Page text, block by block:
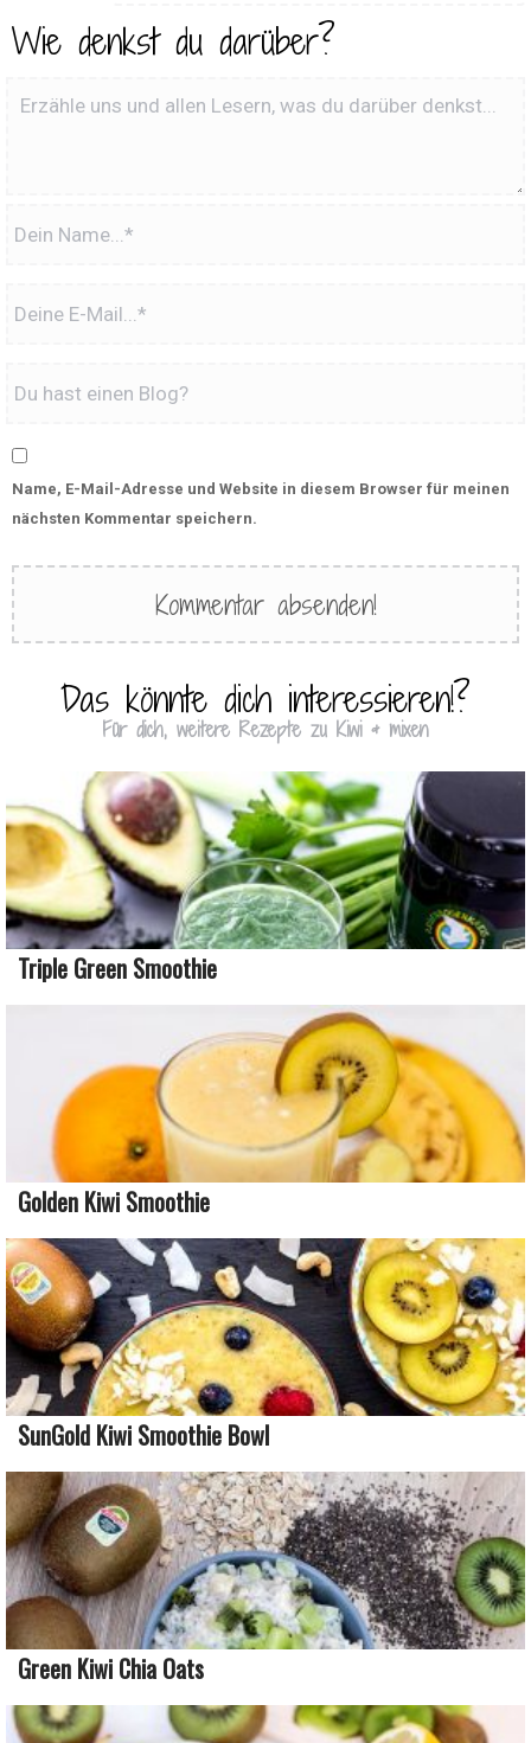
Wie denkst du darüber?
Name, E-Mail-Adresse und Website in diesem Browser für meinen
nächsten Kommentar speichern.
Das könnte dich interessieren!?
Für dich, weitere Rezepte zu Kiwi & mixen
Triple Green Smoothie
Golden Kiwi Smoothie
SunGold Kiwi Smoothie Bowl
Green Kiwi Chia Oats